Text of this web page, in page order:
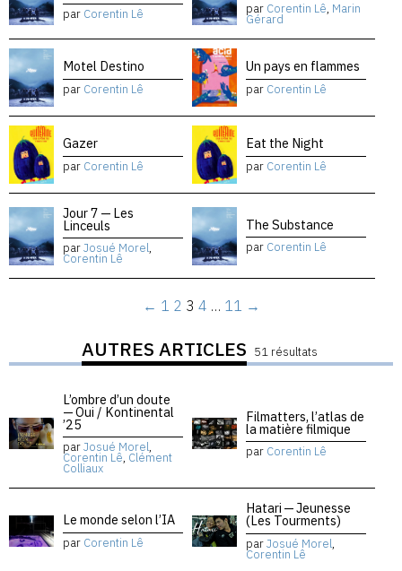
par Corentin Lê par Corentin Lê, Marin
Gérard
Motel Destino
par Corentin Lê
Un pays en flammes
par Corentin Lê
Gazer
par Corentin Lê
Eat the Night
par Corentin Lê
Jour 7 — Les
Linceuls
parJosué Morel,
Corentin Lê
The Substance
par Corentin Lê
← 1 2 3 4 … 11 →
AUTRES ARTICLES 51 résultats
L’ombre d’un doute
— Oui / Kontinental
’25
parJosué Morel,
Corentin Lê, Clément
Colliaux
Filmatters, l’atlas de
la matière filmique
par Corentin Lê
Le monde selon l’IA
par Corentin Lê
Hatari — Jeunesse
(Les Tourments)
parJosué Morel,
Corentin Lê